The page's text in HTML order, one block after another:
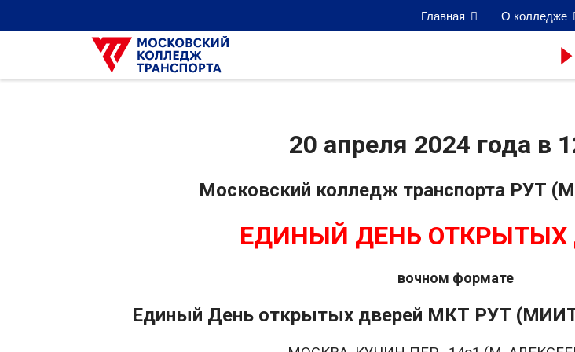
Главная О колледже
20 апреля 2024 года в
Московский колледж транспорта РУТ
ЕДИНЫЙ ДЕНЬ ОТКРЫТЫХ
вочном формате
Единый День открытых дверей МКТ РУТ